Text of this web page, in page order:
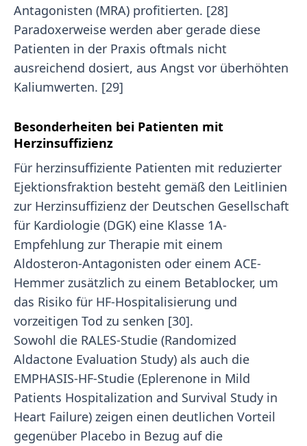
Antagonisten (MRA) profitierten. [28]
Paradoxerweise werden aber gerade diese
Patienten in der Praxis oftmals nicht
ausreichend dosiert, aus Angst vor überhöhten
Kaliumwerten. [29]
Besonderheiten bei Patienten mit
Herzinsuffizienz
Für herzinsuffiziente Patienten mit reduzierter
Ejektionsfraktion besteht gemäß den Leitlinien
zur Herzinsuffizienz der Deutschen Gesellschaft
für Kardiologie (DGK) eine Klasse 1A-
Empfehlung zur Therapie mit einem
Aldosteron-Antagonisten oder einem ACE-
Hemmer zusätzlich zu einem Betablocker, um
das Risiko für HF-Hospitalisierung und
vorzeitigen Tod zu senken [30].
Sowohl die RALES-Studie (Randomized
Aldactone Evaluation Study) als auch die
EMPHASIS-HF-Studie (Eplerenone in Mild
Patients Hospitalization and Survival Study in
Heart Failure) zeigen einen deutlichen Vorteil
gegenüber Placebo in Bezug auf die